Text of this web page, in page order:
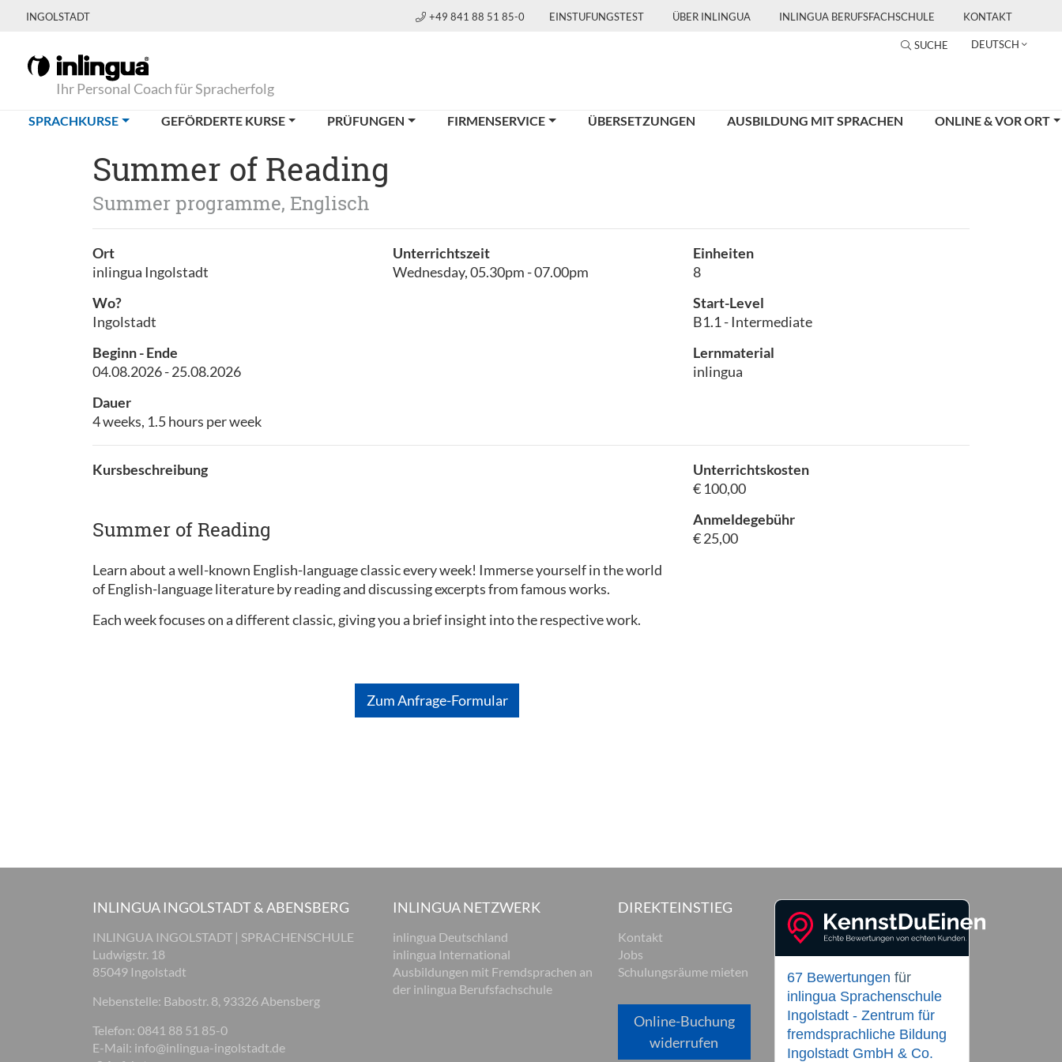
INGOLSTADT +49 841 88 51 85-0 EINSTUFUNGSTEST ÜBER INLINGUA INLINGUA BERUFSFACHSCHULE KONTAKT
SUCHE DEUTSCH
Ihr Personal Coach für Spracherfolg
SPRACHKURSE(CURRENT)GEFÖRDERTE KURSE PRÜFUNGEN FIRMENSERVICE ÜBERSETZUNGEN AUSBILDUNG MIT SPRACHEN ONLINE & VOR ORT
Summer of Reading
Summer programme, Englisch
Ort
inlingua Ingolstadt
Wo?
Ingolstadt
Beginn - Ende
04.08.2026 - 25.08.2026
Dauer
4 weeks, 1.5 hours per week
Unterrichtszeit
Wednesday, 05.30pm - 07.00pm
Einheiten
8
Start-Level
B1.1 - Intermediate
Lernmaterial
inlingua
Kursbeschreibung
Summer of Reading
Learn about a well-known English-language classic every week! Immerse yourself in the world
of English-language literature by reading and discussing excerpts from famous works.
Each week focuses on a different classic, giving you a brief insight into the respective work.
Unterrichtskosten
€ 100,00
Anmeldegebühr
€ 25,00
Zum Anfrage-Formular
INLINGUA INGOLSTADT & ABENSBERG
INLINGUA INGOLSTADT | SPRACHENSCHULE
Ludwigstr. 18
85049 Ingolstadt
Nebenstelle: Babostr. 8, 93326 Abensberg
Telefon: 0841 88 51 85-0
E-Mail: info@inlingua-ingolstadt.de
INLINGUA NETZWERK
inlingua Deutschland
inlingua International
Ausbildungen mit Fremdsprachen an
der inlingua Berufsfachschule
DIREKTEINSTIEG
Kontakt
Jobs
Schulungsräume mieten
Online-Buchung
widerrufen
67 Bewertungen für
inlingua Sprachenschule
Ingolstadt - Zentrum für
fremdsprachliche Bildung
Ingolstadt GmbH & Co.